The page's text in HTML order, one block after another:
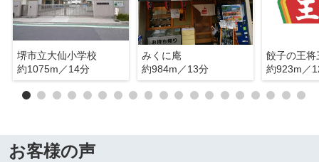
堺市立大仙小学校
約1075m／14分
みくに庵
約984m／13分
約923m／
お客様の声